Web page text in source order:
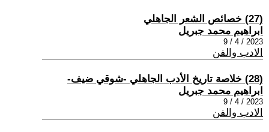
(27) خصائص الشعر الجاهلي
ابراهيم محمد جبريل
2023 / 4 / 9
الادب والفن
(28) خلاصة تاريخ الأدب الجاهلي -شوقي ضيف-
ابراهيم محمد جبريل
2023 / 4 / 9
الادب والفن